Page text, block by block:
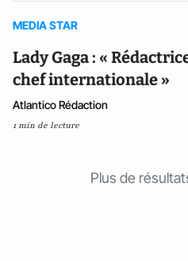
MEDIA STAR
Lady Gaga : «
chef internationale »
Atlantico Rédaction
1 min de lecture
Plus de